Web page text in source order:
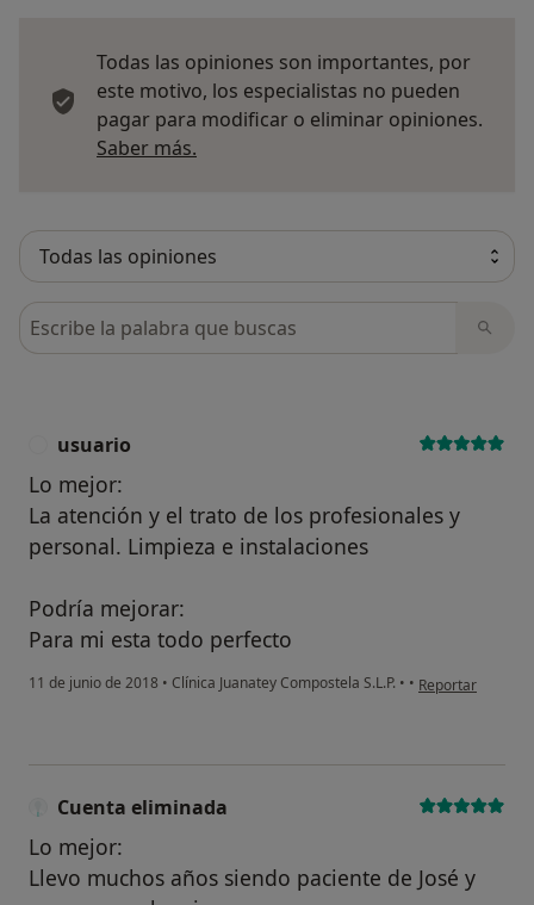
Todas las opiniones son importantes, por
este motivo, los especialistas no pueden
pagar para modificar o eliminar opiniones.
Saber más.
Busca en opiniones
usuario
Lo mejor:
La atención y el trato de los profesionales y
personal. Limpieza e instalaciones
Podría mejorar:
Para mi esta todo perfecto
11 de junio de 2018 • Clínica Juanatey Compostela S.L.P. • • en opinión del
Reportar
Cuenta eliminada
Lo mejor:
Llevo muchos años siendo paciente de José y